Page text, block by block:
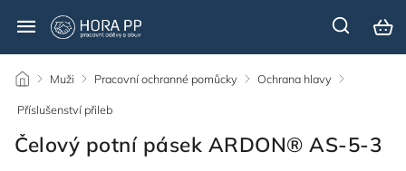
/ Muži / Pracovní ochranné pomůcky / Ochrana hlavy /
Příslušenství přileb
Čelový potní pásek ARDON® AS-5-3